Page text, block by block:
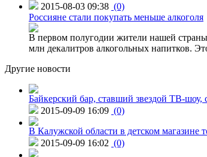
2015-08-03 09:38 (0)
Россияне стали покупать меньше алкоголя
В первом полугодии жители нашей
млн декалитров алкогольных напитков.
Другие новости
Байкерский бар, ставший звездой ТВ-шоу,
2015-09-09 16:09 (0)
В Калужской области в детском магазине
2015-09-09 16:02 (0)